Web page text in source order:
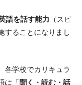
語を話す能力 （スピ
することになりまし
各学校でカリキュラ
は「聞く・読む・話